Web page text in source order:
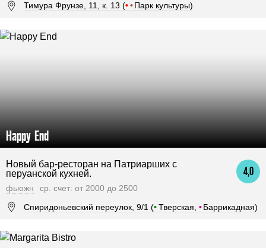
Тимура Фрунзе, 11, к. 13 (•• Парк культуры)
Happy End
4,0
Новый бар-ресторан на Патриарших с
перуанской кухней.
фьюжн
ср. счет: от 2000 до 2500
Спиридоньевский переулок, 9/1 (•Тверская, • Баррикадная)